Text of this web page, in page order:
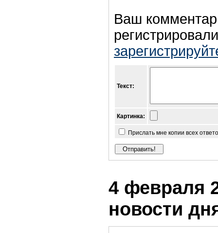
Ваш
Текст:
Картинка:
Прислать мне копии всех
4 февраля
новости